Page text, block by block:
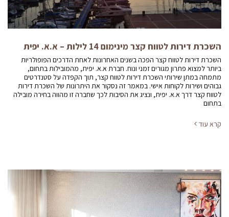
השכרת דירות לטווח קצר מינימום 14 לילות – א.א. יפית
השכרת דירות לטווח קצר הפכה בשנים האחרונות לאחת הדרכים הפופולריות
ביותר למצוא פתרון מגורים זמני ונוח. חברת א.א. יפית, מהמובילות בתחום,
מתמחה במתן שירותי השכרת דירות לטווח קצר, תוך הקפדה על סטנדרטים
גבוהים ושירות לקוחות אישי. במאמר זה נסקור את היתרונות של השכרת דירות
לטווח קצר דרך א.א. יפית, ונציג את הסיבות לכך שחברה זו מהווה בחירה מובילה
בתחום
קרא עוד